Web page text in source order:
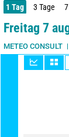
1 Tag 3 Tage
Freitag 7
METEO CONSULT